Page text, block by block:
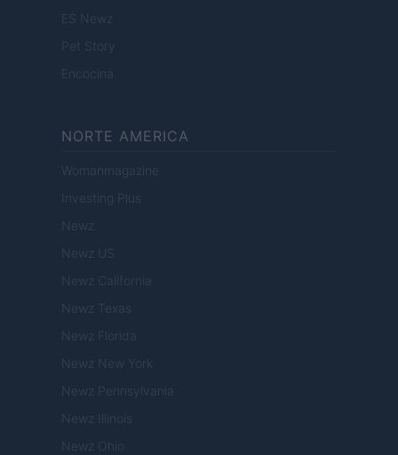
ES Newz
Pet Story
Encocina
NORTE AMERICA
Womanmagazine
Investing Plus
Newz
Newz US
Newz California
Newz Texas
Newz Florida
Newz New York
Newz Pennsylvania
Newz Illinois
Newz Ohio